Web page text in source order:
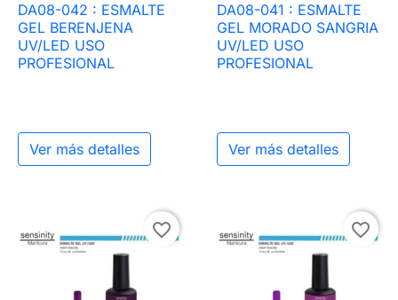
DA08-042 : ESMALTE
GEL BERENJENA
UV/LED USO
PROFESIONAL
Ver más detalles
DA08-041 : ESMALTE
GEL MORADO SANGRIA
UV/LED USO
PROFESIONAL
Ver más detalles
favorite_border favorite_border